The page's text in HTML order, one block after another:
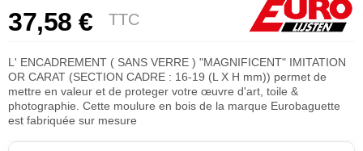
37,58 € TTC
L' ENCADREMENT ( SANS VERRE ) "MAGNIFICENT" IMITATION
OR CARAT (SECTION CADRE : 16-19 (L X H mm)) permet de
mettre en valeur et de proteger votre œuvre d'art, toile &
photographie. Cette moulure en bois de la marque Eurobaguette
est fabriquée sur mesure